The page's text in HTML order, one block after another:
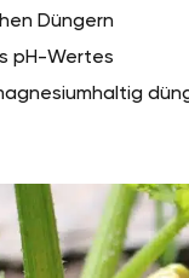
Düngern
pH-Wertes